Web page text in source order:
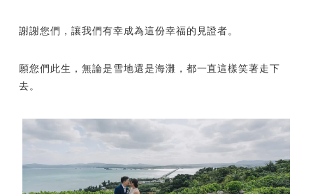
謝謝您們，讓我們有幸成為這份幸福的見證者。
願您們此生，無論是雪地還是海灘，都一直這樣笑著走下
去。